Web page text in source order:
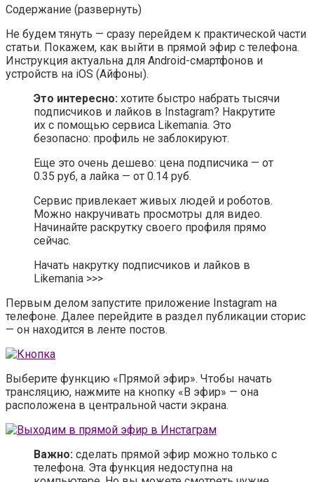
Содержание (развернуть)
Не будем тянуть — сразу перейдем к практической части
статьи. Покажем, как выйти в прямой эфир с телефона.
Инструкция актуальна для Android-смартфонов и
устройств на iOS (Айфоны).
Это интересно: хотите быстро набрать тысячи
подписчиков и лайков в Instagram? Накрутите
их с помощью сервиса Likemania. Это
безопасно: профиль не заблокируют.
Еще это очень дешево: цена подписчика — от
0.35 руб, а лайка — от 0.14 руб.
Сервис привлекает живых людей и роботов.
Можно накручивать просмотры для видео.
Начинайте раскрутку своего профиля прямо
сейчас.
Начать накрутку подписчиков и лайков в
Likemania >>>
Первым делом запустите приложение Instagram на
телефоне. Далее перейдите в раздел публикации сторис
— он находится в ленте постов.
Выберите функцию «Прямой эфир». Чтобы начать
трансляцию, нажмите на кнопку «В эфир» — она
расположена в центральной части экрана.
Важно: сделать прямой эфир можно только с
телефона. Эта функция недоступна на